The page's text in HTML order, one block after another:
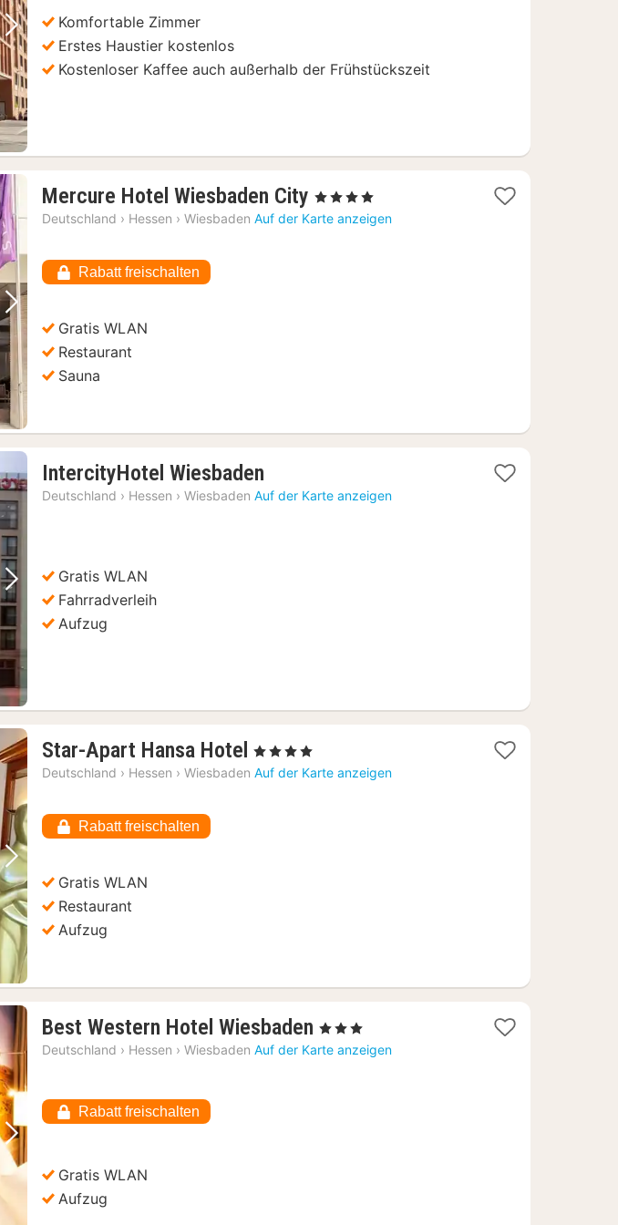
Nächstes Bild
Komfortable Zimmer
Erstes Haustier kostenlos
Kostenloser Kaffee auch außerhalb der Frühstückszeit
Nächstes Bild
Mercure Hotel Wiesbaden City 1
Nacht
, 4 Sterne
Deutschland › Hessen › Wiesbaden Auf der Karte anzeigen
Rabatt freischalten
Gratis WLAN
Restaurant
Sauna
Nächstes Bild
IntercityHotel Wiesbaden
Nacht
Deutschland › Hessen › Wiesbaden Auf der Karte anzeigen
Gratis WLAN
Fahrradverleih
Aufzug
Nächstes Bild
Star-Apart Hansa Hotel 1
Nacht
, 4 Sterne
Deutschland › Hessen › Wiesbaden Auf der Karte anzeigen
Rabatt freischalten
Gratis WLAN
Restaurant
Aufzug
Nächstes Bild
Best Western Hotel Wiesbaden 1
Nacht
, 3 Sterne
Deutschland › Hessen › Wiesbaden Auf der Karte anzeigen
Rabatt freischalten
Gratis WLAN
Aufzug